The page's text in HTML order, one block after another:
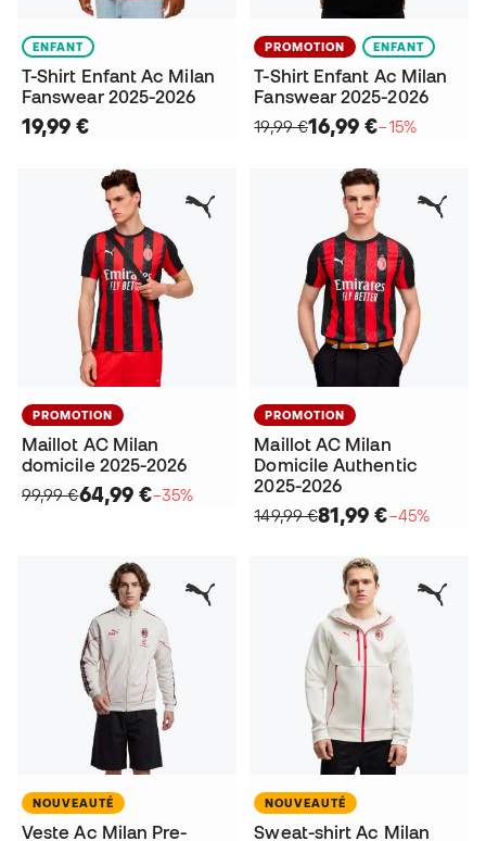
ENFANT
T-Shirt Enfant Ac Milan
Fanswear 2025-2026
19,99 €
PROMOTION ENFANT
T-Shirt Enfant Ac Milan
Fanswear 2025-2026
19,99 €16,99 €−15%
PROMOTION
Maillot AC Milan
domicile 2025-2026
99,99 €64,99 €−35%
PROMOTION
Maillot AC Milan
Domicile Authentic
2025-2026
149,99 €81,99 €−45%
NOUVEAUTÉ
Veste Ac Milan Pre-
NOUVEAUTÉ
Sweat-shirt Ac Milan